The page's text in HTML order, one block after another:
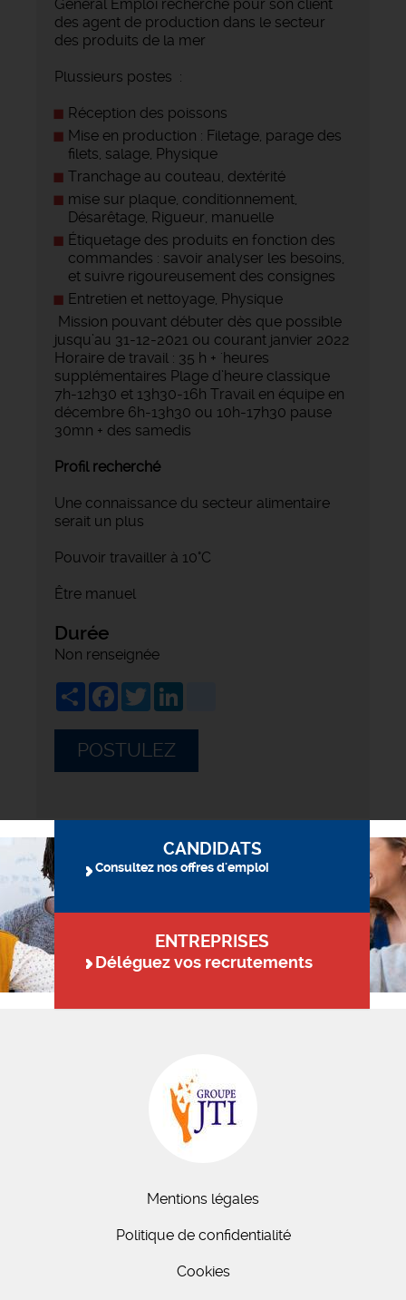
Général Emploi recherche pour son client
des agent de production dans le secteur
des produits de la mer
Plussieurs postes :
Réception des poissons
Mise en production : Filetage, parage des
filets, salage, Physique
Tranchage au couteau, dextérité
mise sur plaque, conditionnement,
Désarêtage, Rigueur, manuelle
Étiquetage des produits en fonction des
commandes : savoir analyser les besoins,
et suivre rigoureusement des consignes
Entretien et nettoyage, Physique
Mission pouvant débuter dès que possible
jusqu’au 31-12-2021 ou courant janvier 2022
Horaire de travail : 35 h + 'heures
supplémentaires Plage d’heure classique
7h-12h30 et 13h30-16h Travail en équipe en
décembre 6h-13h30 ou 10h-17h30 pause
30mn + des samedis
Profil recherché
Une connaissance du secteur alimentaire
serait un plus
Pouvoir travailler à 10°C
Être manuel
Durée
Non renseignée
ShareFacebook
Twitter
POSTULEZ
CANDIDATS
Consultez nos offres d'emploi
ENTREPRISES
Déléguez vos recrutements
Mentions légales
Politique de confidentialité
Cookies